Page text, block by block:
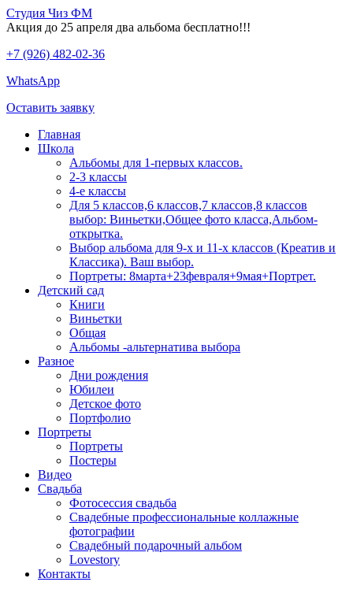
Студия Чиз ФМ
Акция до 25 апреля два альбома бесплатно!!!
+7 (926) 482-02-36
WhatsApp
Оставить заявку
Главная
Школа
Альбомы для 1-первых классов.
2-3 классы
4-е классы
Для 5 классов,6 классов,7 классов,8 классов
выбор: Виньетки,Общее фото класса,Альбом-
открытка.
Выбор альбома для 9-х и 11-х классов (Креатив и
Классика). Ваш выбор.
Портреты: 8марта+23февраля+9мая+Портрет.
Детский сад
Книги
Виньетки
Общая
Альбомы -альтернатива выбора
Разное
Дни рождения
Юбилеи
Детское фото
Портфолио
Портреты
Портреты
Постеры
Видео
Свадьба
Фотосессия свадьба
Свадебные профессиональные коллажные
фотографии
Свадебный подарочный альбом
Lovestory
Контакты